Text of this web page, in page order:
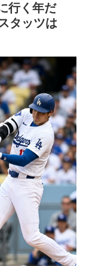
ニメといえば
斗に複数オフ
の可能性浮
応】
の日本の医療
マジで鳥肌立っ
」「あんな状況
も同じように行
したらどっち
だけの選手だけ
った時の投球
こんなスタイル
行く年だ
タッツは